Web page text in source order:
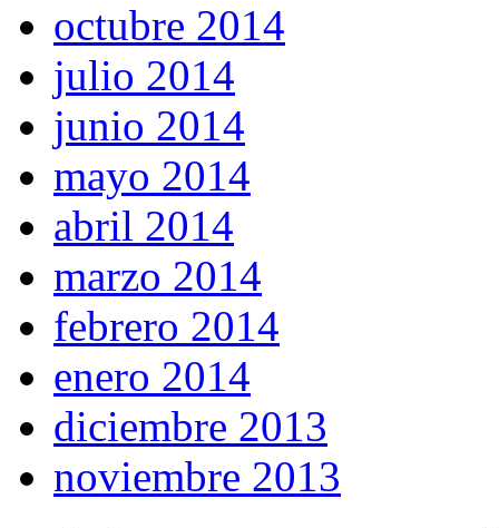
octubre 2014
julio 2014
junio 2014
mayo 2014
abril 2014
marzo 2014
febrero 2014
enero 2014
diciembre 2013
noviembre 2013